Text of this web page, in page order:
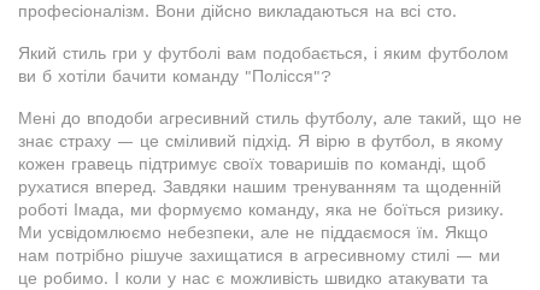
професіоналізм. Вони дійсно викладаються на всі сто.
Який стиль гри у футболі вам подобається, і яким футболом
ви б хотіли бачити команду "Полісся"?
Мені до вподоби агресивний стиль футболу, але такий, що не
знає страху — це сміливий підхід. Я вірю в футбол, в якому
кожен гравець підтримує своїх товаришів по команді, щоб
рухатися вперед. Завдяки нашим тренуванням та щоденній
роботі Імада, ми формуємо команду, яка не боїться ризику.
Ми усвідомлюємо небезпеки, але не піддаємося їм. Якщо
нам потрібно рішуче захищатися в агресивному стилі — ми
це робимо. І коли у нас є можливість швидко атакувати та